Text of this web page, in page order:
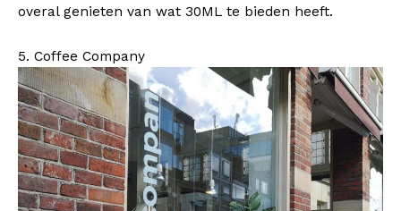
overal genieten van wat 30ML te bieden heeft.
5. Coffee Company